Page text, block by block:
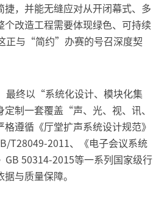
，并能无缝应对从开闭幕式、多
改造工程需要体现绿色、可持续
正与“简约”办赛的号召深度契
最终以“系统化设计、模块化集
制一套覆盖“声、光、视、讯、
遵循《厅堂扩声系统设计规范》
T28049-2011、《电子会议系统
50314-2015等一系列国家级行
与质量保障。